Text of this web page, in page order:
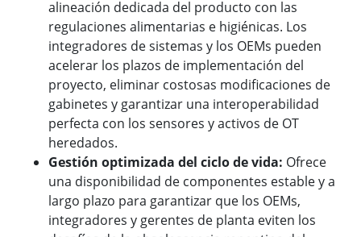
alineación dedicada del producto con las
regulaciones alimentarias e higiénicas. Los
integradores de sistemas y los OEMs pueden
acelerar los plazos de implementación del
proyecto, eliminar costosas modificaciones de
gabinetes y garantizar una interoperabilidad
perfecta con los sensores y activos de OT
heredados.
Gestión optimizada del ciclo de vida: Ofrece
una disponibilidad de componentes estable y a
largo plazo para garantizar que los OEMs,
integradores y gerentes de planta eviten los